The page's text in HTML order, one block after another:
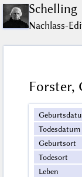
Schelling
Nachlass-
Forster,
Todesdatum
Geburtsort
Todesort
Leben